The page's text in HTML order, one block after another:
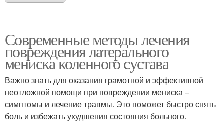
Современные методы лечения
повреждения латерального
мениска коленного сустава
Важно знать для оказания грамотной и эффективной
неотложной помощи при повреждении мениска –
симптомы и лечение травмы. Это поможет быстро снять
боль и избежать ухудшения состояния больного.